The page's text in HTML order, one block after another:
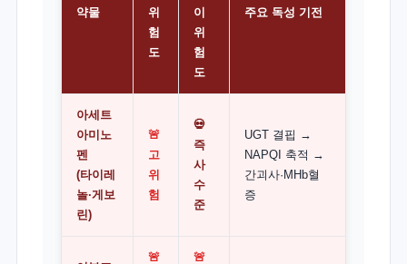
약물
위
험
도
이
위
험
도
주요 독성 기전
아세트
아미노
펜
(타이레
놀·게보
린)
🚨
고
위
험
💀
즉
사
수
준
UGT 결핍 →
NAPQI 축적 →
간괴사·MHb혈
증
🚨
🚨